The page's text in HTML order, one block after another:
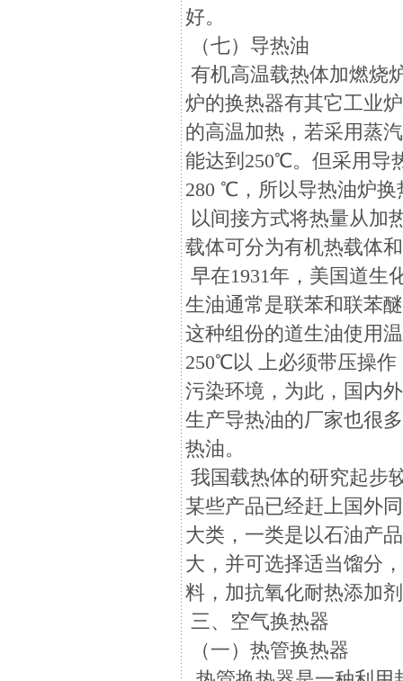
好。
（七）导热油
有机高温载热体加燃烧
炉的换热器有其它工业
的高温加热，若采用蒸
能达到250℃。但采用导
280 ℃，所以导热油炉
以间接方式将热量从加
载体可分为有机热载体
早在1931年，美国道生
生油通常是联苯和联苯
这种组份的道生油使用
250℃以 上必须带压操
污染环境，为此，国内
生产导热油的厂家也很
热油。
我国载热体的研究起步
某些产品已经赶上国外
大类，一类是以石油产
大，并可选择适当馏分
料，加抗氧化耐热添加
三、空气换热器
（一）热管换热器